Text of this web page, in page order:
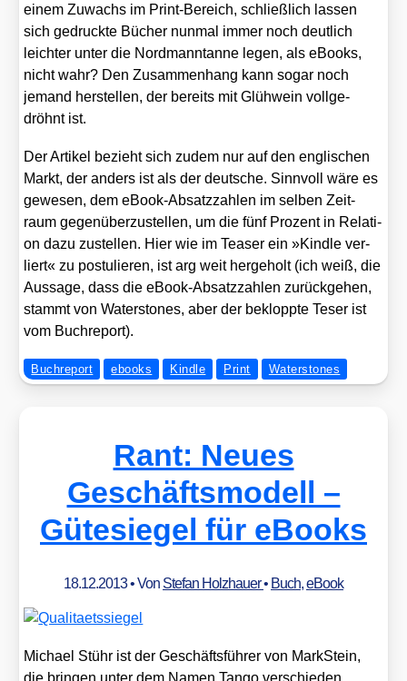
einem Zuwachs im Print-Bereich, schließ­lich las­sen
sich gedruck­te Bücher nun­mal immer noch deut­lich
leich­ter unter die Nord­mann­tan­ne legen, als eBooks,
nicht wahr? Den Zusam­men­hang kann sogar noch
jemand her­stel­len, der bereits mit Glüh­wein voll­ge­
dröhnt ist.
Der Arti­kel bezieht sich zudem nur auf den eng­li­schen
Markt, der anders ist als der deut­sche. Sinn­voll wäre es
gewe­sen, dem eBook-Absatz­zah­len im sel­ben Zeit­
raum gegen­über­zu­stel­len, um die fünf Pro­zent in Rela­ti­
on dazu zustel­len. Hier wie im Teaser ein »Kind­le ver­
liert« zu pos­tu­lie­ren, ist arg weit her­ge­holt (ich weiß, die
Aus­sa­ge, dass die eBook-Absatz­zah­len zurück­ge­hen,
stammt von Water­sto­nes, aber der beklopp­te Teser ist
vom Buch­re­port).
Buchreport ebooks Kindle Print Waterstones
Rant: Neues
Geschäftsmodell –
Gütesiegel für eBooks
18.12.2013• Von Stefan Holzhauer• Buch,eBook
Micha­el Stühr ist der Geschäfts­füh­rer von Mark­Stein,
die brin­gen unter dem Namen Tan­go ver­schie­den